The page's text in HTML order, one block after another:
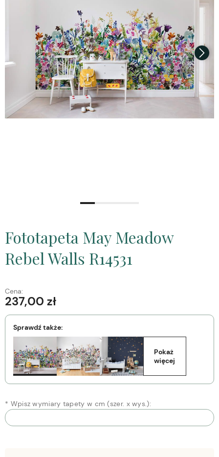
Fototapeta May Meadow
Rebel Walls R14531
Cena:
237,00 zł
Sprawdź także:
Pokaż
więcej
* Wpisz wymiary tapety w cm (szer. x wys.):